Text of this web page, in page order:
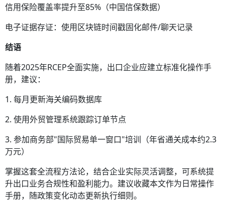
信用保险覆盖率提升至85%（中国信保数据）
电子证据存证：使用区块链时间戳固化邮件/聊天记录
结语
随着2025年RCEP全面实施，出口企业应建立标准化操作手
册，建议：
1. 每月更新海关编码数据库
2. 使用外贸管理系统跟踪订单节点
3. 参加商务部"国际贸易单一窗口"培训（年省通关成本约2.3
万元）
掌握这套全流程方法论，结合企业实际灵活调整，可系统提
升出口业务合规性和盈利能力。建议收藏本文作为日常操作
手册，随政策变化动态更新执行细则。